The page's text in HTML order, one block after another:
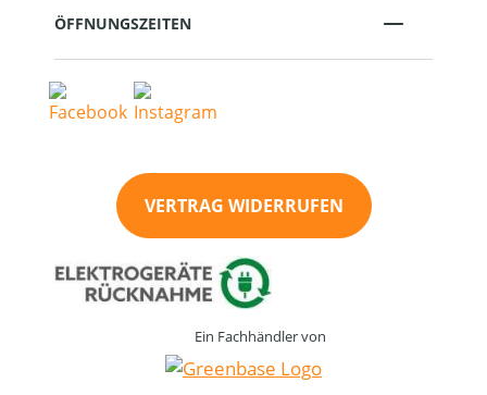
ÖFFNUNGSZEITEN
VERTRAG WIDERRUFEN
Ein Fachhändler von